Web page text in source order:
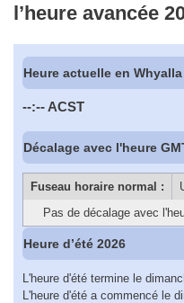
l’heure avancée
Heure actuelle en Whyalla
--:-- ACST
Décalage avec l'heure
Fuseau horaire normal :
Pas de décalage avec
Heure d’été 2026
L'heure d'été termine le
L'heure d'été a commencé le